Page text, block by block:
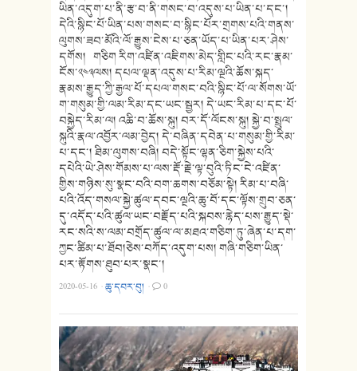
ཡིན་འདུག་པ་ནི་རྩ་བ་ནི་གསང་བ་འདུས་པ་ཡིན་པ་དང་།
དེའི་སྙིང་པོ་ཡིན་པས་གསང་བ་སྙིང་པོར་གྲགས་པའི་གནས་
ལུགས་ཟབ་མོའི་ལོ་རྒྱུས་ངེས་པ་ཅན་ཡོད་པ་ཡིན་པར་ཤེས་
དགོས། གཅིག རིག་འཛིན་འཇིགས་མེད་གླིང་པའི་རང་རྣམ་
ངོས་༢༤༣ལས། དཔལ་ལྡན་འདུས་པ་རིམ་ལྔའི་ཆོས་སྐད་
རྣམས་རྒྱུད་ཀྱི་རྒྱལ་པོ་དཔལ་གསང་བའི་སྙིང་པོ་ལ་སོགས་ཡོ་
ག་གསུམ་གྱི་ལམ་རིམ་དང་ཡང་སྦྱར། དེ་ཡང་རིམ་པ་དང་པོ་
བསྐྱེད་རིམ་ལ། འཆི་བ་ཆོས་སྐུ། བར་དོ་ལོངས་སྐུ། སྐྱེ་བ་སྤྲུལ་
སྐུའི་རྣལ་འབྱོར་ལམ་བྱེད། དེ་བཞིན་དབེན་པ་གསུམ་གྱི་རིམ་
པ་དང་། ཐིམ་ལུགས་བཞི། བདེ་སྟོང་ལྷན་ཅིག་སྐྱེས་པའི་
དཔེའི་ཡེ་ཤེས་གོམས་པ་ལས་རྡོ་རྗེ་ལྟ་བུའི་ཏིང་ངེ་འཛིན་
གྱིས་གཉིས་སུ་སྣང་བའི་བག་ཆགས་བཅོམ་སྟེ། རིམ་པ་བཞི་
པའི་འོད་གསལ་སྐྱེ་ཚུལ་དབང་ལྔའི་ཆུ་བོ་དང་ལྟོས་གྲུབ་ཅན་
དུ་འདོད་པའི་ཚུལ་ཡང་བརྗོད་པའི་སྐབས་རྙེད་པས་རྒྱུད་སྡེ་
རང་སའི་ས་ལམ་བགྲོད་ཚུལ་ལ་མཐའ་གཅིག་ཏུ་ཞེན་པ་དག་
ཀྱང་ཚིམ་པ་ཐོབ།ཅེས་བཀོད་འདུག་པས། གཞི་གཅིག་ཡིན་
པར་རྟོགས་ཐུབ་པར་སྣང་།
2020-05-16 ·ཆུ་དབར་བུ། · 0